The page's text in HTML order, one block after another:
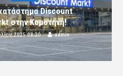
Discount
στην Κομοτηνή!
2025 08:20 admin